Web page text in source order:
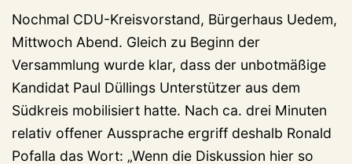
Nochmal CDU-Kreisvorstand, Bürgerhaus Uedem,
Mittwoch Abend. Gleich zu Beginn der
Versammlung wurde klar, dass der unbotmäßige
Kandidat Paul Düllings Unterstützer aus dem
Südkreis mobilisiert hatte. Nach ca. drei Minuten
relativ offener Aussprache ergriff deshalb Ronald
Pofalla das Wort: „Wenn die Diskussion hier so